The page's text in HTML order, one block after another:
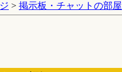
> 掲示板・チャットの部屋